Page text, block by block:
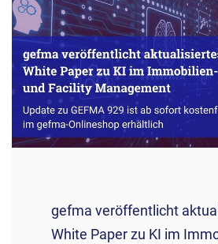
gefma veröffentlicht
White Paper zu KI im